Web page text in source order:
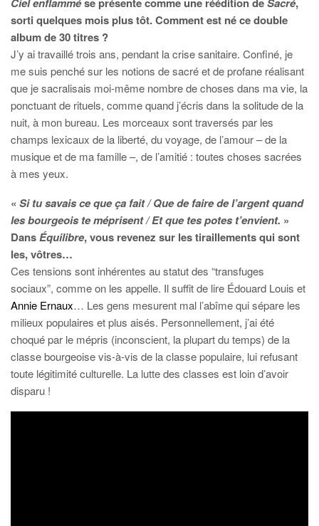
sorti quelques mois plus tôt. Comment est né ce double
album de 30 titres ?
J’y ai travaillé trois ans, pendant la crise sanitaire. Confiné, je
me suis penché sur les notions de sacré et de profane réalisant
que je sacralisais moi-même nombre de choses dans ma vie, la
ponctuant de rituels, comme quand j’écris dans la solitude de la
nuit, à mon bureau. Les morceaux sont traversés par les
champs lexicaux de la liberté, du voyage, de l’amour – de la
musique et de ma famille –, de l’amitié : toutes choses sacrées
à mes yeux.
« Si tu savais ce que ça fait / Que de faire de l’argent quand
les bourgeois te méprisent / Et que tes potes t’envient. »
DansÉquilibre, vous revenez sur les tiraillements qui sont
les,vôtres…
Ces tensions sont inhérentes au statut des “transfuges
sociaux”, comme on les appelle. Il suffit de lire Édouard Louis et
Annie Ernaux… Les gens mesurent mal l’abîme qui sépare les
milieux populaires et plus aisés. Personnellement, j’ai été
choqué par le mépris (inconscient, la plupart du temps) de la
classe bourgeoise vis-à-vis de la classe populaire, lui refusant
toute légitimité culturelle. La lutte des classes est loin d’avoir
disparu !